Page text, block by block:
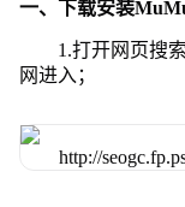
一、下载安装
1.打开网页搜
网进入；